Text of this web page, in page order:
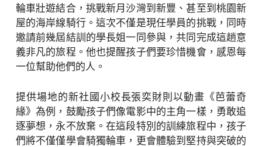
輪車壯遊結合，挑戰新月沙灣到新豐、甚至到桃園新
屋的海岸線騎行。這次不僅是現任學員的挑戰，同時
邀請前幾屆結訓的學長姐一同參與，共同完成這趟意
義非凡的旅程。他也提醒孩子們要珍惜機會，感恩每
一位幫助他們的人。
提供場地的新社國小校長張奕財則以動畫《芭蕾奇
緣》為例，鼓勵孩子們像電影中的主角一樣，勇敢追
逐夢想，永不放棄。在這段特別的訓練旅程中，孩子
們將不僅僅學會騎獨輪車，更會體驗到堅持與突破的